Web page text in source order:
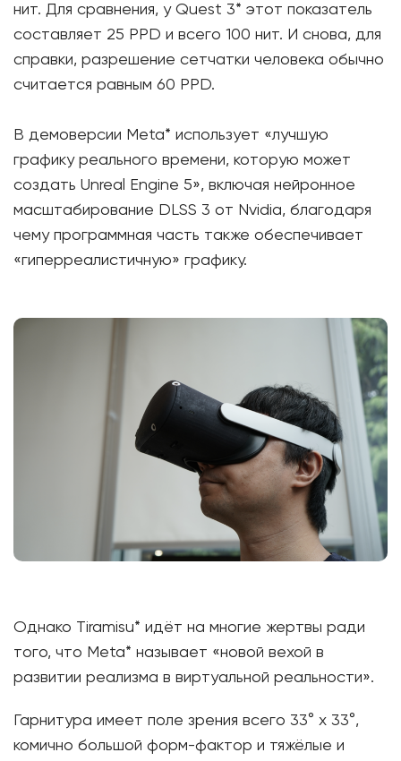
нит. Для сравнения, у Quest 3* этот показатель
составляет 25 PPD и всего 100 нит. И снова, для
справки, разрешение сетчатки человека обычно
считается равным 60 PPD.
В демоверсии Meta* использует «лучшую
графику реального времени, которую может
создать Unreal Engine 5», включая нейронное
масштабирование DLSS 3 от Nvidia, благодаря
чему программная часть также обеспечивает
«гиперреалистичную» графику.
Однако Tiramisu* идёт на многие жертвы ради
того, что Meta* называет «новой вехой в
развитии реализма в виртуальной реальности».
Гарнитура имеет поле зрения всего 33° x 33°,
комично большой форм-фактор и тяжёлые и